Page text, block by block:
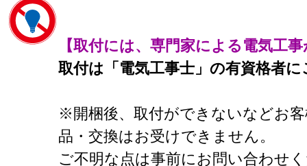
【取付には、専門家による電気工
取付は「電気工事士」の有資格者
※開梱後、取付ができないなどお
品・交換はお受けできません。
ご不明な点は事前にお問い合わせ